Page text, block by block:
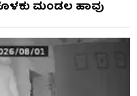
ಮಂಡಲ ಹಾವು